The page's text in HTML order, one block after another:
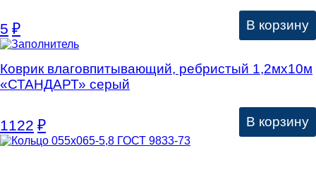
5 ₽ В корзину
Коврик влаговпитывающий, ребристый 1,2мх10м
«СТАНДАРТ» серый
1122 ₽ В корзину